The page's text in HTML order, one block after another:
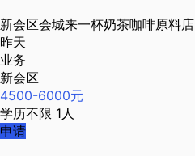
新会区会城来一杯奶茶咖啡原料店
昨天
业务
新会区
4500-6000元
学历不限 1人
申请